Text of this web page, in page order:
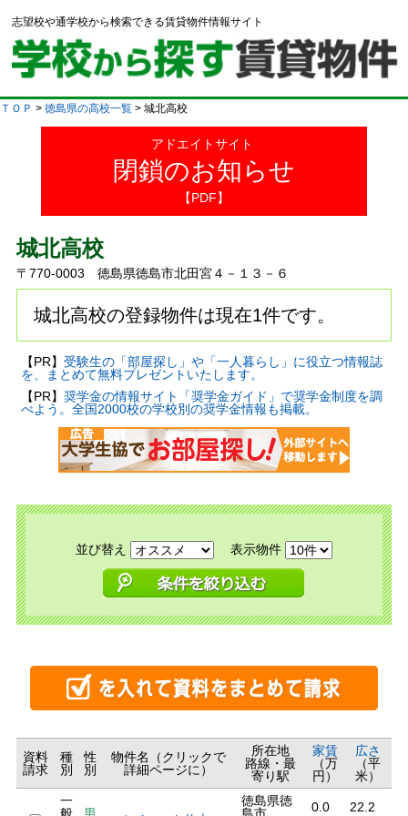
志望校や通学校から検索できる賃貸物件情報サイト
ＴＯＰ > 徳島県の高校一覧 > 城北高校
アドエイトサイト
閉鎖のお知らせ
【PDF】
城北高校
〒770-0003 徳島県徳島市北田宮４－１３－６
城北高校の登録物件は現在1件です。
【PR】 受験生の「部屋探し」や「一人暮らし」に役立つ情報誌
を、まとめて無料プレゼントいたします。
【PR】 奨学金の情報サイト「奨学金ガイド」で奨学金制度を調
べよう。全国2000校の学校別の奨学金情報も掲載。
並び替え 表示物件
資料
請求
種
別
性
別
物件名（クリックで
詳細ページに）
所在地
路線・最
寄り駅
家賃
（万
円）
広さ
（平
米）
一
徳島県徳
0.0
22.2